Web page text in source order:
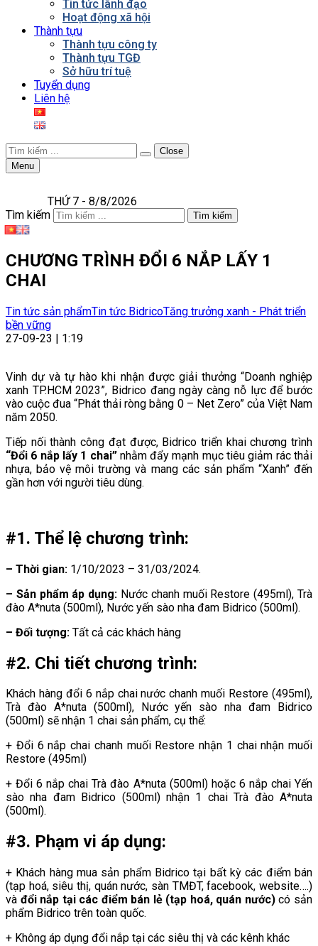
Tin tức lãnh đạo
Hoạt động xã hội
Thành tựu
Thành tựu công ty
Thành tựu TGĐ
Sở hữu trí tuệ
Tuyển dụng
Liên hệ
Close
Menu
THỨ 7 - 8/8/2026
Tìm kiếm
Tìm kiếm
CHƯƠNG TRÌNH ĐỔI 6 NẮP LẤY 1
CHAI
Tin tức sản phẩmTin tức BidricoTăng trưởng xanh - Phát triển
bền vững
27-09-23 | 1:19
Vinh dự và tự hào khi nhận được giải thưởng “Doanh nghiệp
xanh TP.HCM 2023”, Bidrico đang ngày càng nỗ lực để bước
vào cuộc đua “Phát thải ròng bằng 0 – Net Zero” của Việt Nam
năm 2050.
Tiếp nối thành công đạt được, Bidrico triển khai chương trình
“Đổi 6 nắp lấy 1 chai”nhằm đẩy mạnh mục tiêu giảm rác thải
nhựa, bảo vệ môi trường và mang các sản phẩm “Xanh” đến
gần hơn với người tiêu dùng.
#1. Thể lệ chương trình:
– Thời gian: 1/10/2023 – 31/03/2024.
– Sản phẩm áp dụng: Nước chanh muối Restore (495ml), Trà
đào A*nuta (500ml), Nước yến sào nha đam Bidrico (500ml).
– Đối tượng: Tất cả các khách hàng
#2. Chi tiết chương trình:
Khách hàng đổi 6 nắp chai nước chanh muối Restore (495ml),
Trà đào A*nuta (500ml), Nước yến sào nha đam Bidrico
(500ml) sẽ nhận 1 chai sản phẩm, cụ thể:
+ Đổi 6 nắp chai chanh muối Restore nhận 1 chai nhận muối
Restore (495ml)
+ Đổi 6 nắp chai Trà đào A*nuta (500ml) hoặc 6 nắp chai Yến
sào nha đam Bidrico (500ml) nhận 1 chai Trà đào A*nuta
(500ml).
#3. Phạm vi áp dụng:
+ Khách hàng mua sản phẩm Bidrico tại bất kỳ các điểm bán
(tạp hoá, siêu thị, quán nước, sàn TMĐT, facebook, website….)
và đổi nắp tại các điểm bán lẻ (tạp hoá, quán nước)có sản
phẩm Bidrico trên toàn quốc.
+ Không áp dụng đổi nắp tại các siêu thị và các kênh khác